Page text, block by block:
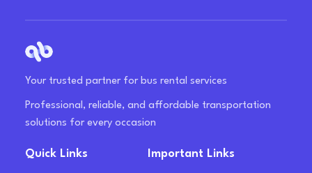
Your trusted partner for bus rental services
Professional, reliable, and affordable transportation
solutions for every occasion
Quick Links Important Links